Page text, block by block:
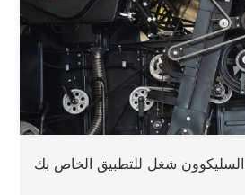
السليكوون شغل للتطبيق الخاص بك